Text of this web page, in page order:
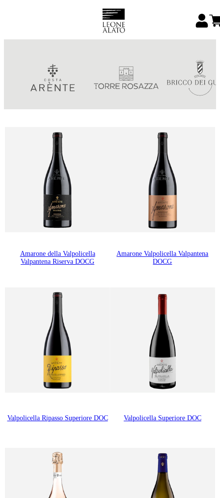
Amarone della Valpolicella
Valpantena Riserva DOCG
Amarone Valpolicella Valpantena
DOCG
Valpolicella Ripasso Superiore DOC Valpolicella Superiore DOC